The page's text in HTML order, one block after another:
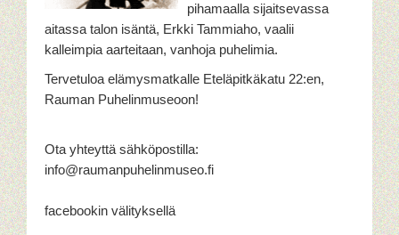
TIEDOTTEET
pihamaalla sijaitsevassa
aitassa talon isäntä, Erkki Tammiaho, vaalii
kalleimpia aarteitaan, vanhoja puhelimia.
Tervetuloa elämysmatkalle Eteläpitkäkatu 22:en,
Rauman Puhelinmuseoon!
Ota yhteyttä sähköpostilla:
info@raumanpuhelinmuseo.fi
facebookin välityksellä